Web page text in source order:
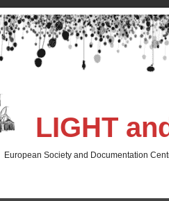
LIGHT
European Society and Documentation